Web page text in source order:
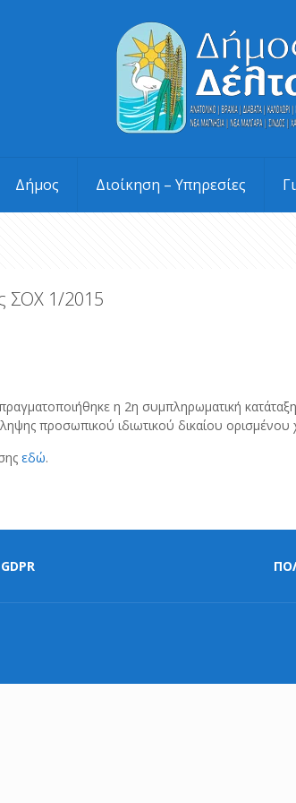
Δήμος Διοίκηση – Υπηρεσίες
ΣΟΧ 1/2015
η 2η συμπληρωματική
προσωπικού ιδιωτικού δικαίου ορισμένου
εδώ.
GDPR